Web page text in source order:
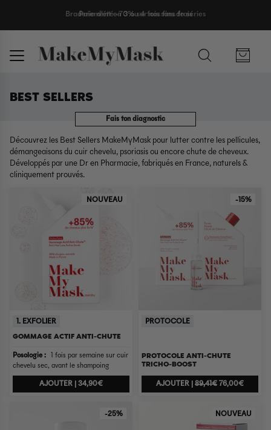
Paiement en 3 ou 4 fois sans frais
BEST SELLERS
Fais ton diagnostic
Découvrez les Best Sellers MakeMyMask pour lutter contre les pellicules,
démangeaisons du cuir chevelu, psoriasis ou encore chute de cheveux.
Développés par une Dr en Pharmacie, fabriqués en France, naturels &
cliniquement prouvés.
NOUVEAU
1. EXFOLIER
GOMMAGE ACTIF ANTI-CHUTE
Posologie :
1 fois par semaine sur cuir
chevelu sec, avant le shampoing
AJOUTER | 34,90€
-15%
PROTOCOLE
PROTOCOLE ANTI-CHUTE
TRICHO-BOOST
AJOUTER | 89,41€ 76,00€
-25% NOUVEAU